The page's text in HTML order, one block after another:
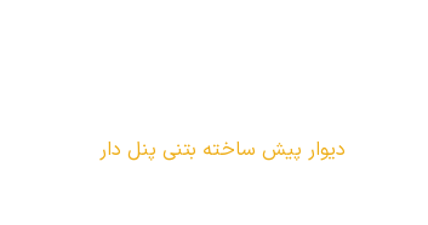
دیوار پیش ساخته بتنی پنل دار